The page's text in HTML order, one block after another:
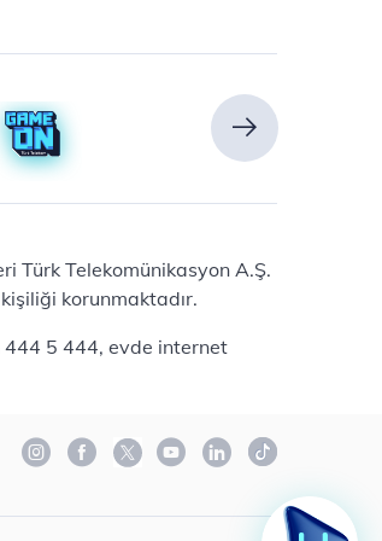
Türk Telekomünikasyon A.Ş.
korunmaktadır.
444 5 444, evde internet